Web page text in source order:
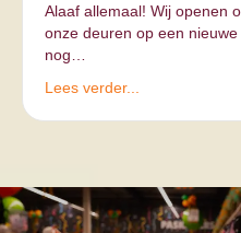
Alaaf allemaal! Wij openen
onze deuren op een
nog…
Lees verder...